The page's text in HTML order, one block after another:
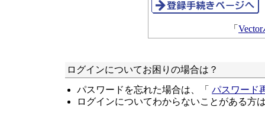
「
ログインについてお困りの場合は？
パスワードを忘れた場合は、「 パスワード
ログインについてわからないことがある方